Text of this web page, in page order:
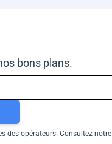
bons plans.
des opérateurs. Consultez notre